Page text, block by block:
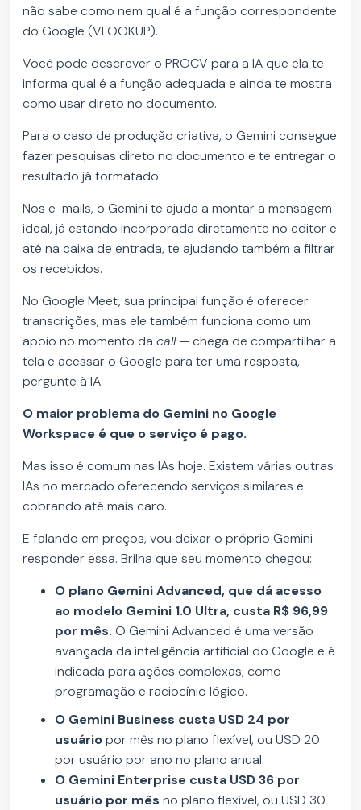
não sabe como nem qual é a função correspondente
do Google (VLOOKUP).
Você pode descrever o PROCV para a IA que ela te
informa qual é a função adequada e ainda te mostra
como usar direto no documento.
Para o caso de produção criativa, o Gemini consegue
fazer pesquisas direto no documento e te entregar o
resultado já formatado.
Nos e-mails, o Gemini te ajuda a montar a mensagem
ideal, já estando incorporada diretamente no editor e
até na caixa de entrada, te ajudando também a filtrar
os recebidos.
No Google Meet, sua principal função é oferecer
transcrições, mas ele também funciona como um
apoio no momento dacall— chega de compartilhar a
tela e acessar o Google para ter uma resposta,
pergunte à IA.
O maior problema do Gemini no Google
Workspace é que o serviço é pago.
Mas isso é comum nas IAs hoje. Existem várias outras
IAs no mercado oferecendo serviços similares e
cobrando até mais caro.
E falando em preços, vou deixar o próprio Gemini
responder essa. Brilha que seu momento chegou:
O plano Gemini Advanced, que dá acesso
ao modelo Gemini 1.0 Ultra, custa R$ 96,99
por mês. O Gemini Advanced é uma versão
avançada da inteligência artificial do Google e é
indicada para ações complexas, como
programação e raciocínio lógico.
O Gemini Business custa USD 24 por
usuáriopor mês no plano flexível, ou USD 20
por usuário por ano no plano anual.
O Gemini Enterprise custa USD 36 por
usuário por mês no plano flexível, ou USD 30